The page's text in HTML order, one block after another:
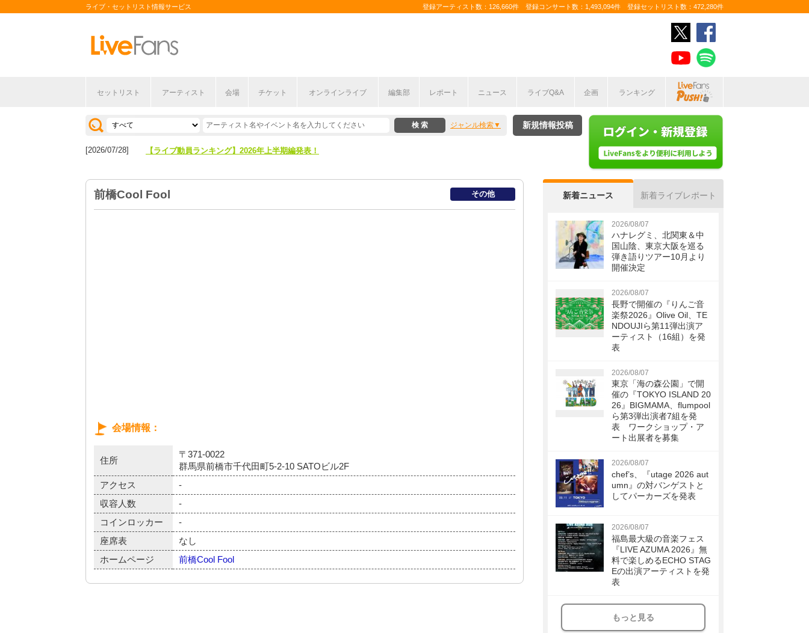
ライブ・セットリスト情報サービス 登録アーティスト数：126,660件 登録コンサート数：1,493,094件 登録セットリスト数：472,280件
セットリスト アーティスト 会場 チケット オンラインライブ 編集部 レポート ニュース ライブQ&A 企画 ランキング
ジャンル検索
[2026/04/27] 【フェス特集2026】フェス情報はここから！
[2026/07/28] 【ライブ動員ランキング】2026年上半期編発表！
[2026/07/28] 【ライブ動員ランキング】2026年上半期編発表！
新規情報投稿
前橋Cool Fool その他
会場情報
住所
〒371-0022
群馬県前橋市千代田町5-2-10 SATOビル2F
アクセス
-
収容人数
-
コインロッカー
-
座席表
なし
ホームページ
前橋Cool Fool
新着ニュース 新着ライブレポート
2026/08/07
ハナレグミ、北関東＆中
国山陰、東京大阪を巡る
弾き語りツアー10月より
開催決定
2026/08/07
長野で開催の『りんご音
楽祭2026』Olive Oil、TE
NDOUJIら第11弾出演ア
ーティスト（16組）を発
表
2026/08/07
東京「海の森公園」で開
催の『TOKYO ISLAND 20
26』BIGMAMA、flumpool
ら第3弾出演者7組を発
表 ワークショップ・ア
ート出展者を募集
2026/08/07
chef’s、『utage 2026 aut
umn』の対バンゲストと
してパーカーズを発表
2026/08/07
福島最大級の音楽フェス
『LIVE AZUMA 2026』無
料で楽しめるECHO STAG
Eの出演アーティストを発
表
もっと見る